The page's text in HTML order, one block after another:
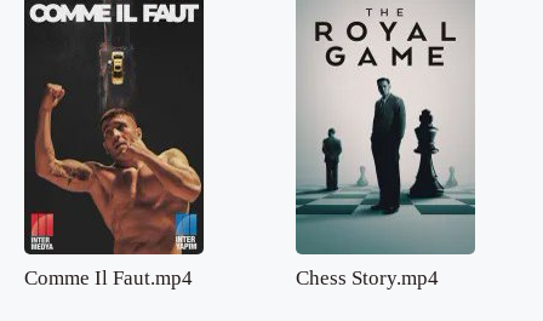
Comme Il Faut.mp4 Chess Story.mp4